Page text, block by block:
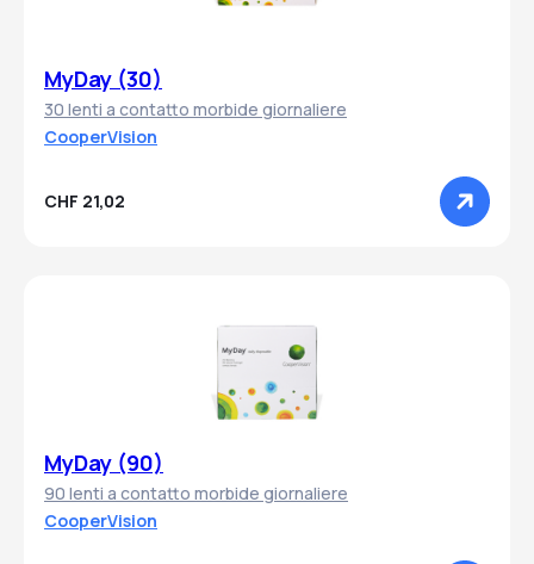
MyDay (30)
30 lenti a contatto morbide giornaliere
CooperVision
CHF 21,02
MyDay (90)
90 lenti a contatto morbide giornaliere
CooperVision